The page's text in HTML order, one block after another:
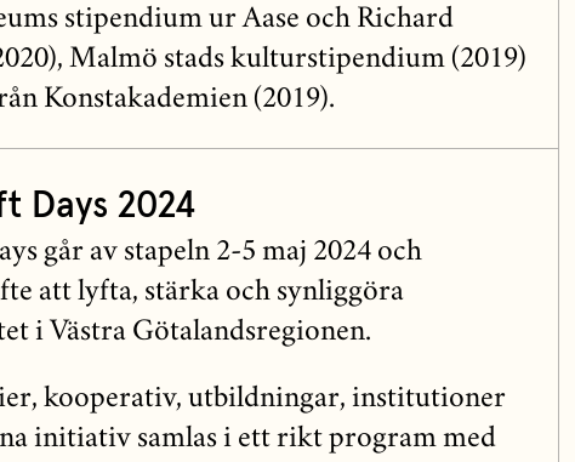
stipendium ur Aase och Richard
Malmö stads kulturstipendium (2019)
Konstakademien (2019).
Days 2024
går av stapeln 2-5 maj 2024 och
att lyfta, stärka och synliggöra
i Västra Götalandsregionen.
kooperativ, utbildningar, institutioner
initiativ samlas i ett rikt program med